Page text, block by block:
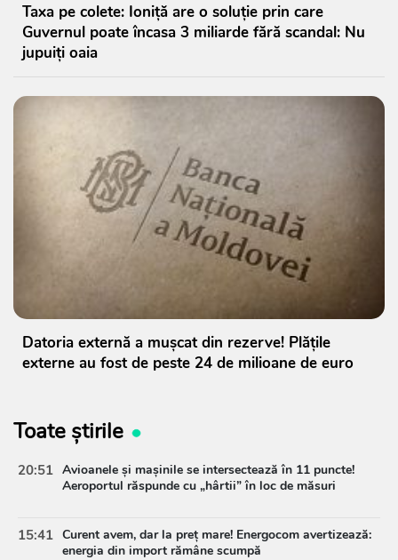
Taxa pe colete: Ioniță are o soluție prin care
Guvernul poate încasa 3 miliarde fără scandal: Nu
jupuiți oaia
Datoria externă a mușcat din rezerve! Plățile
externe au fost de peste 24 de milioane de euro
Toate știrile
20:51 Avioanele și mașinile se intersectează în 11 puncte!
Aeroportul răspunde cu „hârtii” în loc de măsuri
15:41 Curent avem, dar la preț mare! Energocom avertizează:
energia din import rămâne scumpă